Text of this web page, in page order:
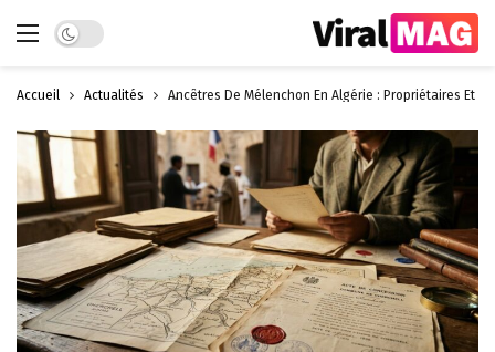
Dark mode
Accueil Actualités Ancêtres De Mélenchon En Algérie : Propriétaires Et